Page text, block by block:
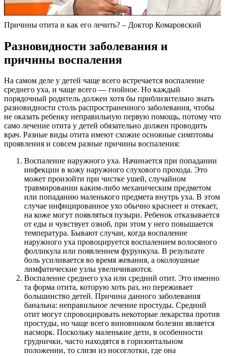
Причины отита и как его лечить? – Доктор Комаровский
Разновидности заболевания и
причины воспаления
На самом деле у детей чаще всего встречается воспаление
среднего уха, и чаще всего — гнойное. Но каждый
порядочный родитель должен хотя бы приблизительно знать
разновидности столь распространенного заболевания, чтобы
не оказать ребенку неправильную первую помощь, потому что
само лечение отита у детей обязательно должен проводить
врач. Разные виды отита имеют схожие основные симптомы
проявления и совсем разные причины воспаления:
Воспаление наружного уха. Начинается при попадании
инфекции в кожу наружного слухового прохода. Это
может произойти при чистке ушей, случайном
травмировании каким-либо механическим предметом
или попаданию маленького предмета внутрь уха. В этом
случае инфицированное ухо обычно краснеет и отекает,
на коже могут появляться пузыри. Ребенок отказывается
от еды и чувствует озноб, при этом у него повышается
температура. Бывают случаи, когда воспаление
наружного уха провоцируется воспалением волосяного
фолликула или появлением фурункула. В результате
боль усиливается во время жевания, а околоушные
лимфатические узлы увеличиваются.
Воспаление среднего уха или средний отит. Это именно
та форма отита, которую хоть раз, но переживает
большинство детей. Причина данного заболевания
банальна: неправильное лечение простуды. Средний
отит могут спровоцировать некоторые лекарства против
простуды, но чаще всего виновником болезни является
насморк. Поскольку маленькие дети, в особенности
груднички, часто находятся в горизонтальном
положении, то слизи из носоглотки, где она